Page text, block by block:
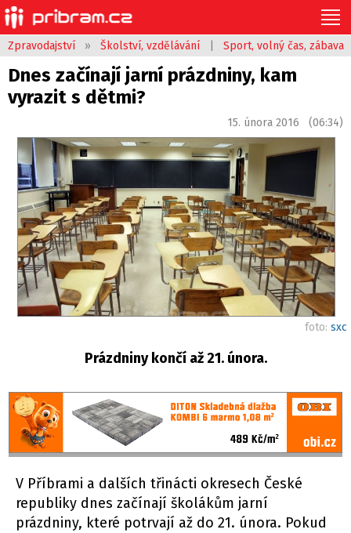
Zpravodajství » Školství, vzdělávání Sport, volný čas, zábava
Dnes začínají jarní prázdniny, kam
vyrazit s dětmi?
15. února 2016 (06:34)
foto: sxc
Prázdniny končí až 21. února.
V Příbrami a dalších třinácti okresech České
republiky dnes začínají školákům jarní
prázdniny, které potrvají až do 21. února. Pokud